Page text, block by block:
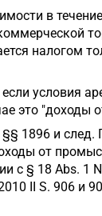
в
налогом
условия
это "доходы
1896 и след.
от
с § 18 Abs. 1
II S. 906 и